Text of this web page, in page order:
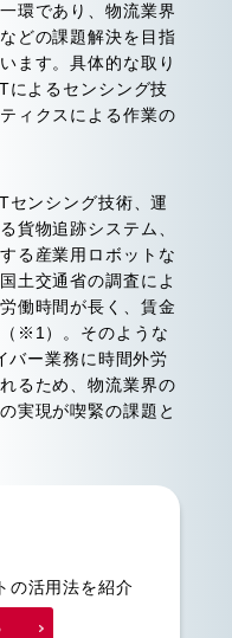
環であり、物流業界
どの課題解決を目指
ます。具体的な取り
によるセンシング技
ィクスによる作業の
センシング技術、運
貨物追跡システム、
る産業用ロボットな
土交通省の調査によ
働時間が長く、賃金
※1）。そのような
バー業務に時間外労
るため、物流業界の
実現が喫緊の課題と
の活用法を紹介